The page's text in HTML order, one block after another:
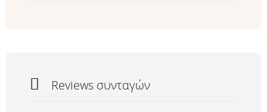
Reviews συνταγών